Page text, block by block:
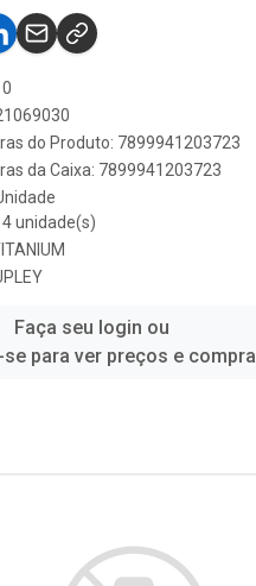
do Produto: 7899941203723
da Caixa: 7899941203723
unidade(s)
Faça seu login ou
para ver preços e